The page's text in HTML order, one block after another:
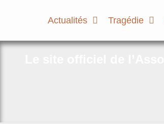
Actualités Tragédie